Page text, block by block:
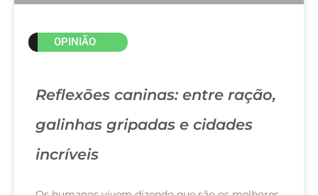
OPINIÃO
Reflexões caninas: entre ração,
galinhas gripadas e cidades
incríveis